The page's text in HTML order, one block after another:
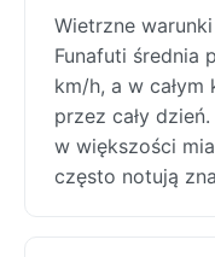
Wietrzne
Funafuti średnia
km/h, a w
przez cały
w większości
często notują